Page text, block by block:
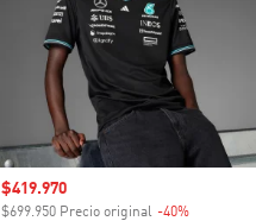
Precio de venta
$419.970
$699.950 Precio original -40%